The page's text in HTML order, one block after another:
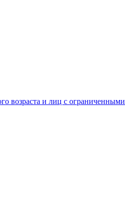
возраста и лиц с